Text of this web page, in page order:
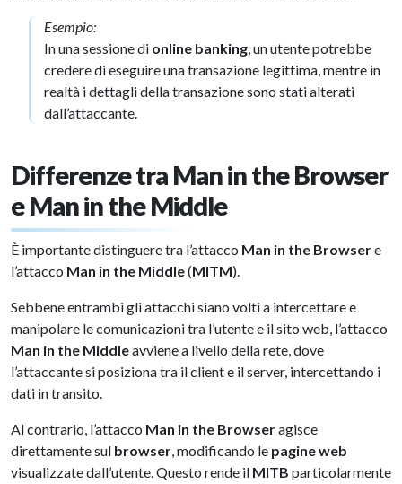
Esempio:
In una sessione di online banking, un utente potrebbe
credere di eseguire una transazione legittima, mentre in
realtà i dettagli della transazione sono stati alterati
dall’attaccante.
Differenze tra Man in the Browser
e Man in the Middle
È importante distinguere tra l’attacco Man in the Browsere
l’attacco Man in the Middle(MITM).
Sebbene entrambi gli attacchi siano volti a intercettare e
manipolare le comunicazioni tra l’utente e il sito web, l’attacco
Man in the Middleavviene a livello della rete, dove
l’attaccante si posiziona tra il client e il server, intercettando i
dati in transito.
Al contrario, l’attacco Man in the Browseragisce
direttamente sul browser, modificando le pagine web
visualizzate dall’utente. Questo rende il MITB particolarmente